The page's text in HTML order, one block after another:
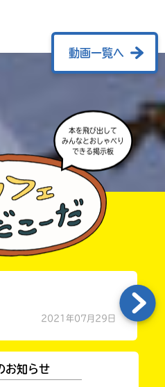
動画一覧へ
本を飛び出して
みんなとおしゃべり
できる掲示板
2021年07月29日
お知らせ